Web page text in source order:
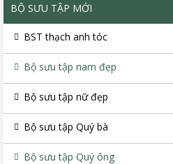
BỘ SƯU TẬP MỚI
BST thạch anh tóc
Bộ sưu tập nam đẹp
Bộ sưu tập nữ đẹp
Bộ sưu tập Quý bà
Bộ sưu tập Quý ông